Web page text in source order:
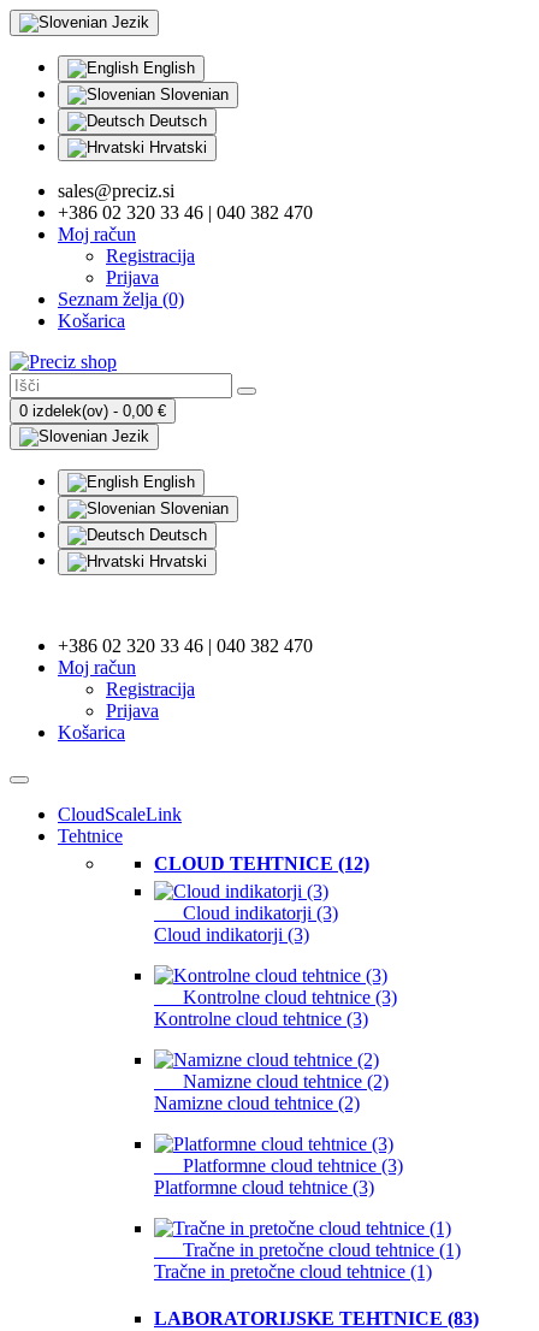
Jezik
English
Slovenian
Deutsch
Hrvatski
sales@preciz.si
+386 02 320 33 46 | 040 382 470
Moj račun
Registracija
Prijava
Seznam želja (0)
Košarica
0 izdelek(ov) - 0,00 €
Jezik
English
Slovenian
Deutsch
Hrvatski
+386 02 320 33 46 | 040 382 470
Moj račun
Registracija
Prijava
Košarica
CloudScaleLink
Tehtnice
CLOUD TEHTNICE (12)
Cloud indikatorji (3)
Cloud indikatorji (3)
Kontrolne cloud tehtnice (3)
Kontrolne cloud tehtnice (3)
Namizne cloud tehtnice (2)
Namizne cloud tehtnice (2)
Platformne cloud tehtnice (3)
Platformne cloud tehtnice (3)
Tračne in pretočne cloud tehtnice (1)
Tračne in pretočne cloud tehtnice (1)
LABORATORIJSKE TEHTNICE (83)